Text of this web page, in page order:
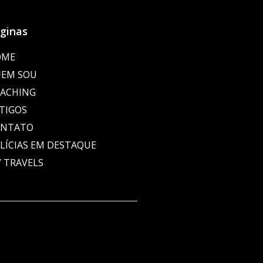
SOU
EM DESTAQUE
TRAVELS